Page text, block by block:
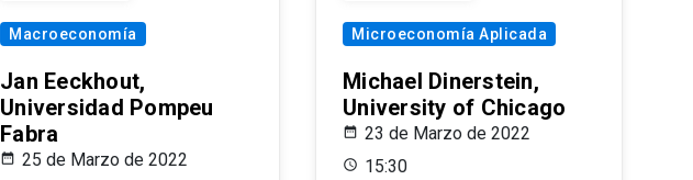
Macroeconomía
Jan Eeckhout,
Universidad Pompeu
Fabra
25 de Marzo de 2022
Microeconomía Aplicada
Michael Dinerstein,
University of Chicago
23 de Marzo de 2022
15:30